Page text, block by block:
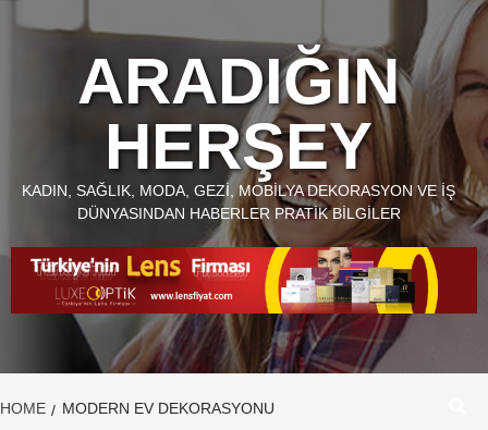
ARADIĞIN
HERŞEY
KADIN, SAĞLIK, MODA, GEZI, MOBILYA DEKORASYON VE İŞ
DÜNYASINDAN HABERLER PRATIK BILGILER
HOME MODERN EV DEKORASYONU